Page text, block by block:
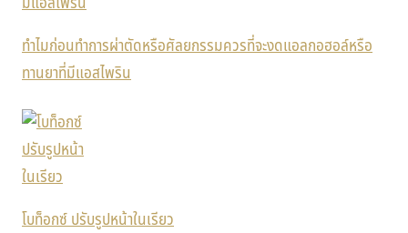
ทำไมก่อนทำการผ่าตัดหรือศัลยกรรมควรที่จะงดแอลกอฮอล์หรือ
ทานยาที่มีแอสไพริน
โบท็อกซ์ ปรับรูปหน้าในเรียว